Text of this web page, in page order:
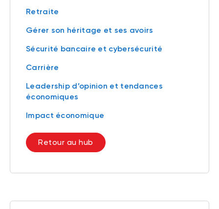
Retraite
Gérer son héritage et ses avoirs
Sécurité bancaire et cybersécurité
Carrière
Leadership d’opinion et tendances
économiques
Impact économique
Retour au hub